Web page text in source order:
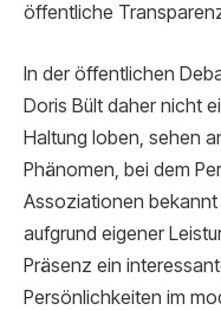
öffentliche
In der öffentlichen
Doris Bült daher nicht
Haltung loben, sehen
Phänomen, bei dem
Assoziationen
aufgrund eigener
Präsenz ein
Persönlichkeiten im